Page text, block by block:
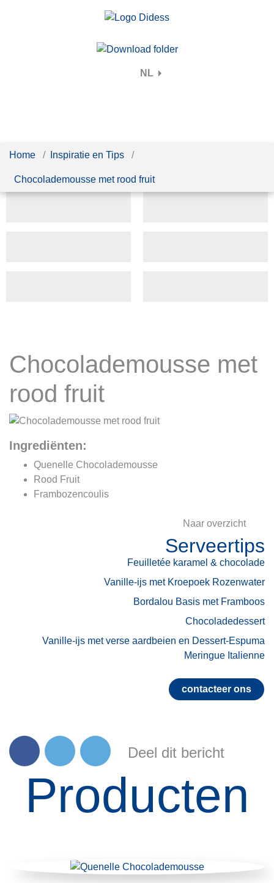
NL
Home Inspiratie en Tips
Chocolademousse met rood fruit
Chocolademousse met
rood fruit
Ingrediënten:
Quenelle Chocolademousse
Rood Fruit
Frambozencoulis
Naar overzicht
Serveertips
Feuilletée karamel & chocolade
Vanille-ijs met Kroepoek Rozenwater
Bordalou Basis met Framboos
Chocoladedessert
Vanille-ijs met verse aardbeien en Dessert-Espuma
Meringue Italienne
contacteer ons
Deel dit bericht
Producten
Chocolademousse afgewerkt met een verfijnd laagje